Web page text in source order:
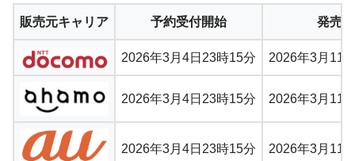
販売元キャリア 予約受付開始 発売日
2026年3月4日23時15分 2026年3月11
2026年3月4日23時15分 2026年3月11
2026年3月4日23時15分 2026年3月11